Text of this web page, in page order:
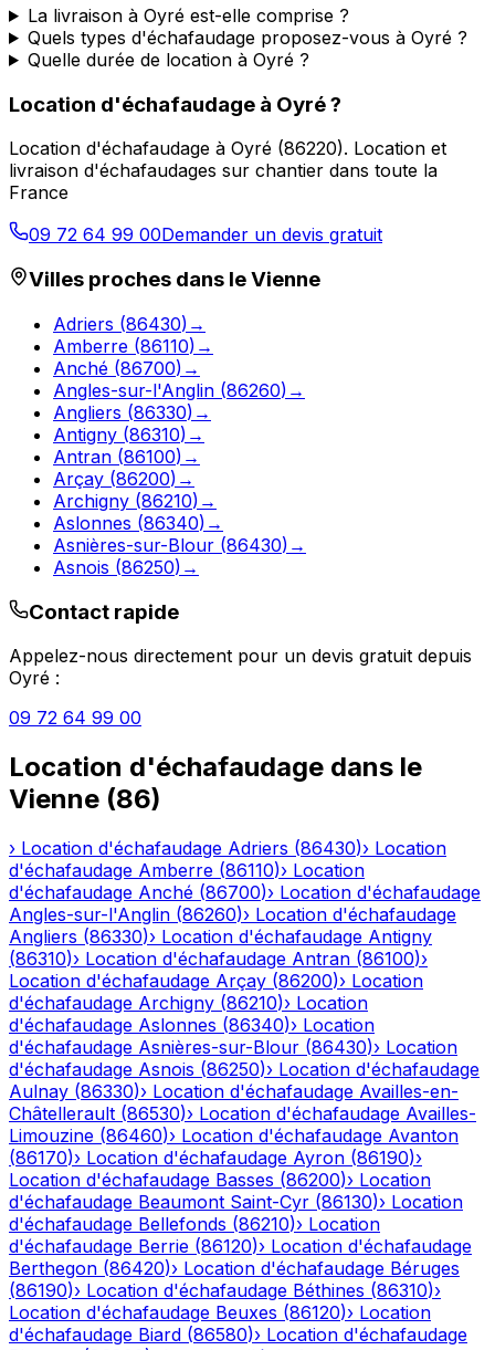
La livraison à Oyré est-elle comprise ?
Quels types d'échafaudage proposez-vous à Oyré ?
Quelle durée de location à Oyré ?
Location d'échafaudage à Oyré?
Location d'échafaudage à Oyré (86220). Location et
livraison d'échafaudages sur chantier dans toute la
France
09 72 64 99 00Demander un devis gratuit
Villes proches dans leVienne
Adriers (86430) →
Amberre (86110) →
Anché (86700) →
Angles-sur-l'Anglin (86260) →
Angliers (86330) →
Antigny (86310) →
Antran (86100) →
Arçay (86200) →
Archigny (86210) →
Aslonnes (86340) →
Asnières-sur-Blour (86430) →
Asnois (86250) →
Contact rapide
Appelez-nous directement pour un devis gratuit depuis
Oyré :
09 72 64 99 00
Location d'échafaudage dans le
Vienne (86)
› Location d'échafaudage Adriers (86430)› Location
d'échafaudage Amberre (86110)› Location
d'échafaudage Anché (86700)› Location d'échafaudage
Angles-sur-l'Anglin (86260)› Location d'échafaudage
Angliers (86330)› Location d'échafaudage Antigny
(86310)› Location d'échafaudage Antran (86100)›
Location d'échafaudage Arçay (86200)› Location
d'échafaudage Archigny (86210)› Location
d'échafaudage Aslonnes (86340)› Location
d'échafaudage Asnières-sur-Blour (86430)› Location
d'échafaudage Asnois (86250)› Location d'échafaudage
Aulnay (86330)› Location d'échafaudage Availles-en-
Châtellerault (86530)› Location d'échafaudage Availles-
Limouzine (86460)› Location d'échafaudage Avanton
(86170)› Location d'échafaudage Ayron (86190)›
Location d'échafaudage Basses (86200)› Location
d'échafaudage Beaumont Saint-Cyr (86130)› Location
d'échafaudage Bellefonds (86210)› Location
d'échafaudage Berrie (86120)› Location d'échafaudage
Berthegon (86420)› Location d'échafaudage Béruges
(86190)› Location d'échafaudage Béthines (86310)›
Location d'échafaudage Beuxes (86120)› Location
d'échafaudage Biard (86580)› Location d'échafaudage